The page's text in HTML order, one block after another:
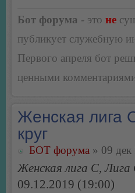
Бот форума - это не
публикует служебную
Первого апреля бот
ценными
Женская лига
круг
БОТ форума » 09
Женская лига С,
09.12.2019 (19:00)